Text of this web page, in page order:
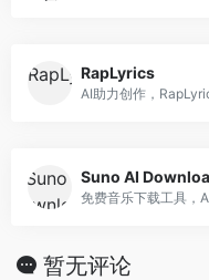
RapLyrics
AI助力创作，
Suno AI
免费音乐下载工具，
暂无评论